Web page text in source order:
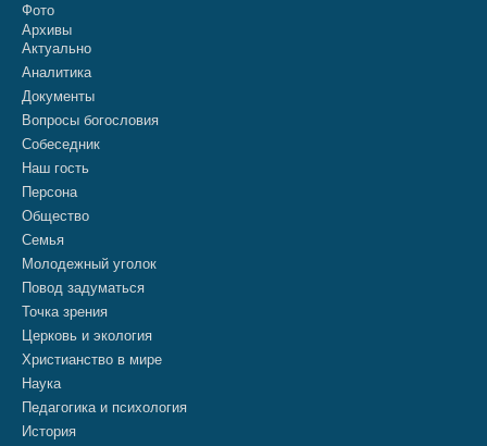
Фото
Архивы
Актуально
Аналитика
Документы
Вопросы богословия
Собеседник
Наш гость
Персона
Общество
Семья
Молодежный уголок
Повод задуматься
Точка зрения
Церковь и экология
Христианство в мире
Наука
Педагогика и психология
История